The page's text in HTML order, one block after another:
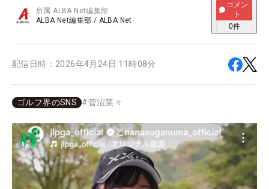
所属ALBA Net編集部
ALBA Net編集部 / ALBA Net
コメン
ト
0件
配信日時： 2026年4月24日 11時08分
ゴルフ界のSNS #菅沼菜々